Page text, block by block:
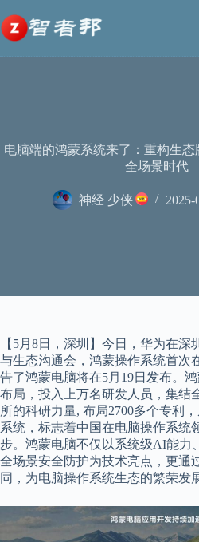
至
内
容
电脑端的鸿蒙系统来了：重构生
全场景时代
神经 少侠 2025-
【5月8日，深圳】今日，华为在深
与生态沟通会，鸿蒙操作系统首次
告了鸿蒙电脑将在5月19日发布。
布局，投入上万名研发人员，集结
所的科研力量, 布局2700多个专利
系统，标志着中国在电脑操作系统
步。鸿蒙电脑不仅以系统级AI能力
全场景安全防护为技术亮点，更通
同，为电脑操作系统生态的繁荣发